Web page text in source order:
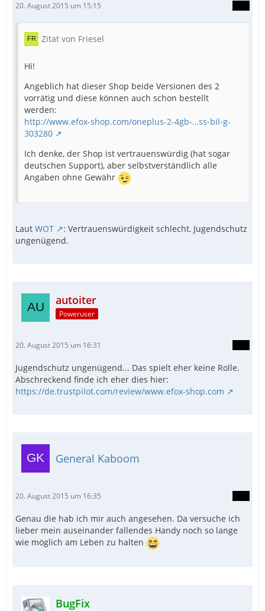
20. August 2015 um 15:15
Zitat von Friesel
Hi!
Angeblich hat dieser Shop beide Versionen des 2
vorrätig und diese können auch schon bestellt
werden:
http://www.efox-shop.com/oneplus-2-4gb-…ss-bil-g-
303280
Ich denke, der Shop ist vertrauenswürdig (hat sogar
deutschen Support), aber selbstverständlich alle
Angaben ohne Gewähr
Laut WOT
: Vertrauenswürdigkeit schlecht, Jugendschutz
ungenügend.
autoiter
Poweruser
20. August 2015 um 16:31
Jugendschutz ungenügend... Das spielt eher keine Rolle.
Abschreckend finde ich eher dies hier:
https://de.trustpilot.com/review/www.efox-shop.com
General Kaboom
20. August 2015 um 16:35
Genau die hab ich mir auch angesehen. Da versuche ich
lieber mein auseinander fallendes Handy noch so lange
wie möglich am Leben zu halten
BugFix